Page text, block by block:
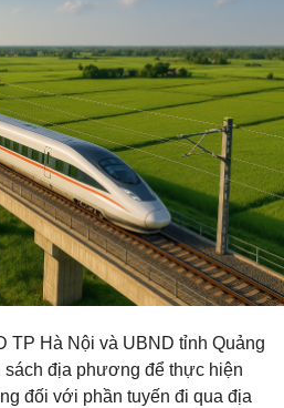
TP Hà Nội và UBND tỉnh Quảng
sách địa phương để thực hiện
đối với phần tuyến đi qua địa